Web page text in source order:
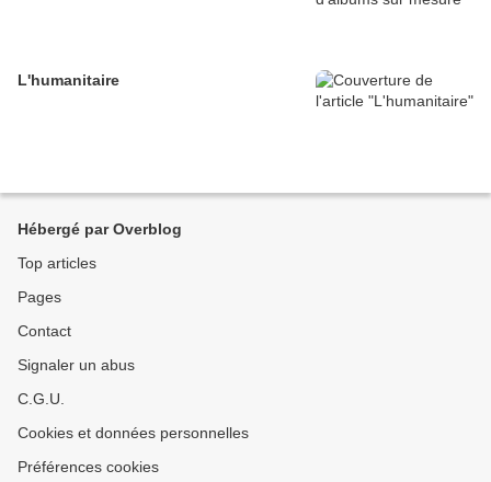
L'humanitaire
Hébergé par Overblog
Top articles
Pages
Contact
Signaler un abus
C.G.U.
Cookies et données personnelles
Préférences cookies